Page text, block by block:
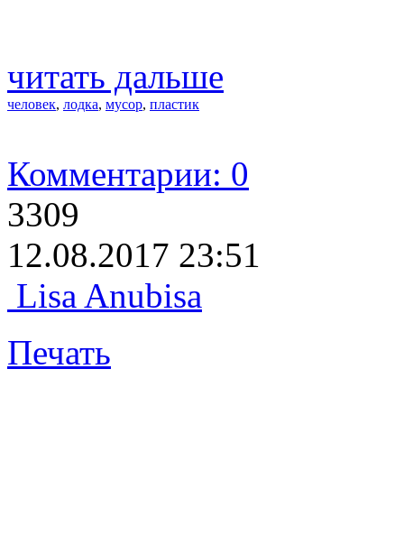
читать дальше
человек, лодка, мусор, пластик
Комментарии: 0
3309
12.08.2017 23:51
Lisa Anubisa
Печать